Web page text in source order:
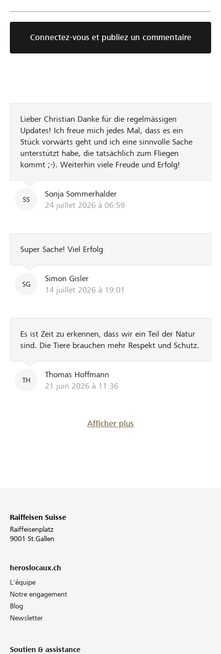
Connectez-vous et publiez un commentaire
Lieber Christian Danke für die regelmässigen
Updates! Ich freue mich jedes Mal, dass es ein
Stück vorwärts geht und ich eine sinnvolle Sache
unterstützt habe, die tatsächlich zum Fliegen
kommt ;-). Weiterhin viele Freude und Erfolg!
SS
Sonja Sommerhalder
24 juillet 2026 à 06:59
Super Sache! Viel Erfolg
SG
Simon Gisler
14 juillet 2026 à 19:01
Es ist Zeit zu erkennen, dass wir ein Teil der Natur
sind. Die Tiere brauchen mehr Respekt und Schutz.
TH
Thomas Hoffmann
21 juin 2026 à 11:36
Afficher plus
Raiffeisen Suisse
Raiffeisenplatz
9001 St.Gallen
heroslocaux.ch
L'équipe
Notre engagement
Blog
Newsletter
Soutien & assistance